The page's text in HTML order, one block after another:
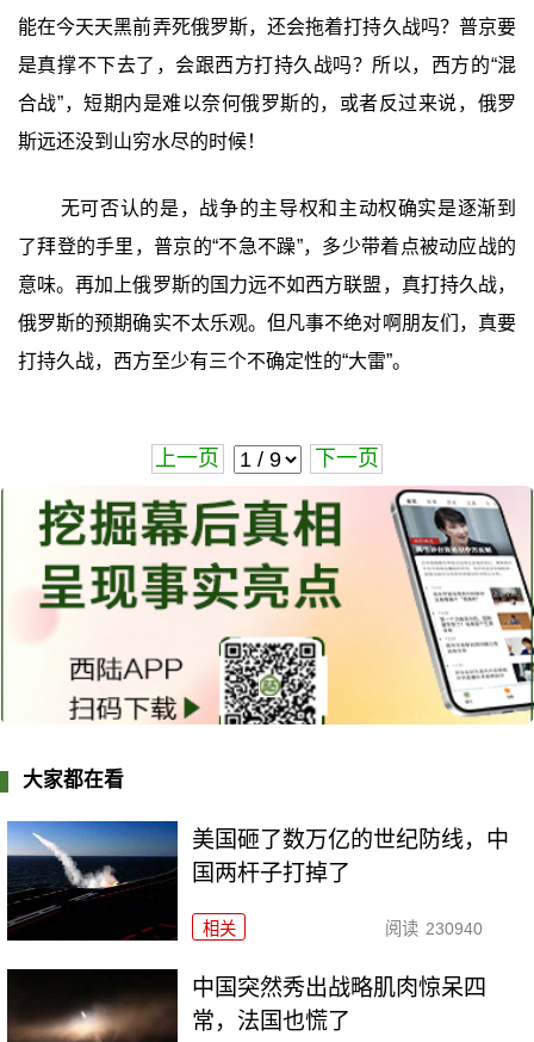
能在今天天黑前弄死俄罗斯，还会拖着打持久战吗？普京要
是真撑不下去了，会跟西方打持久战吗？所以，西方的“混
合战”，短期内是难以奈何俄罗斯的，或者反过来说，俄罗
斯远还没到山穷水尽的时候！
无可否认的是，战争的主导权和主动权确实是逐渐到
了拜登的手里，普京的“不急不躁”，多少带着点被动应战的
意味。再加上俄罗斯的国力远不如西方联盟，真打持久战，
俄罗斯的预期确实不太乐观。但凡事不绝对啊朋友们，真要
打持久战，西方至少有三个不确定性的“大雷”。
上一页 下一页
大家都在看
美国砸了数万亿的世纪防线，中
国两杆子打掉了
相关 阅读 230940
中国突然秀出战略肌肉惊呆四
常，法国也慌了